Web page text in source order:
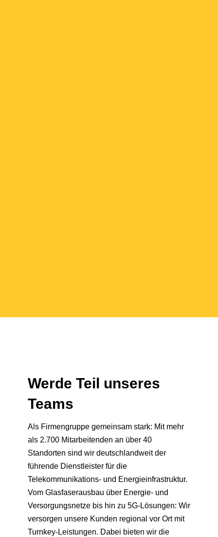
Werde Teil unseres
Teams
Als Firmengruppe gemeinsam stark: Mit mehr
als 2.700 Mitarbeitenden an über 40
Standorten sind wir deutschlandweit der
führende Dienstleister für die
Telekommunikations- und Energieinfrastruktur.
Vom Glasfaserausbau über Energie- und
Versorgungsnetze bis hin zu 5G-Lösungen: Wir
versorgen unsere Kunden regional vor Ort mit
Turnkey-Leistungen. Dabei bieten wir die